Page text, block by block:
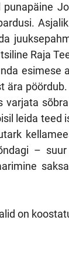
Raja
esimese
ära
leida teed
–
on